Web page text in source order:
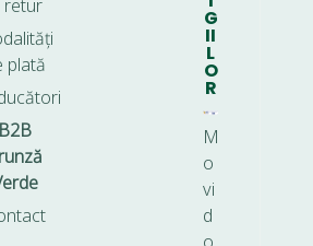
retur
plată
B2B
G
II
L
O
R
M
o
vi
d